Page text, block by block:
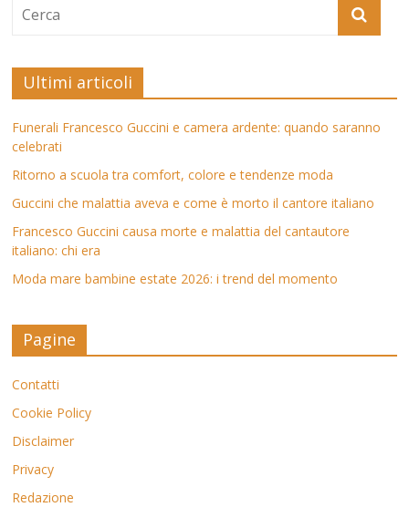
Ultimi articoli
Funerali Francesco Guccini e camera ardente: quando saranno
celebrati
Ritorno a scuola tra comfort, colore e tendenze moda
Guccini che malattia aveva e come è morto il cantore italiano
Francesco Guccini causa morte e malattia del cantautore
italiano: chi era
Moda mare bambine estate 2026: i trend del momento
Pagine
Contatti
Cookie Policy
Disclaimer
Privacy
Redazione